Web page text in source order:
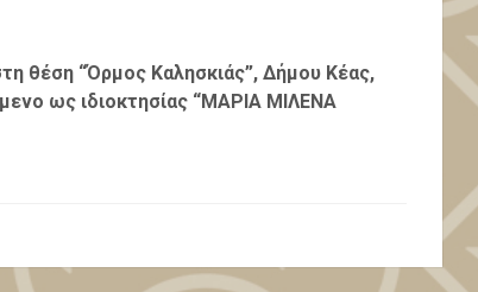
θέση “Όρμος Καλησκιάς”, Δήμου Κέας,
ως ιδιοκτησίας “ΜΑΡΙΑ ΜΙΛΕΝΑ